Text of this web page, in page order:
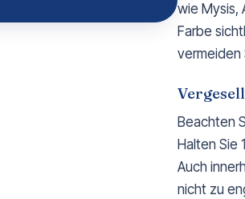
wie Mysis,
Farbe
vermeiden
Beachten
Halten Sie
Auch
nicht zu